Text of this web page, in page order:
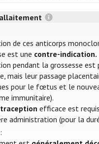
de ces anticorps
est une contre-indication.
pendant la grossesse est
mais leur passage
pour le fœtus et le
immunitaire).
efficace est
administration (pour la